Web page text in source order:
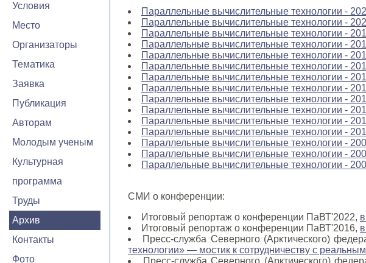
Условия
Место
Организаторы
Тематика
Заявка
Публикация
Авторам
Молодым ученым
Культурная
программа
Труды
Архив
Контакты
Фото
Параллельные вычислительные технологии -
Параллельные вычислительные технологии -
Параллельные вычислительные технологии -
Параллельные вычислительные технологии -
Параллельные вычислительные технологии -
Параллельные вычислительные технологии -
Параллельные вычислительные технологии -
Параллельные вычислительные технологии -
Параллельные вычислительные технологии -
Параллельные вычислительные технологии -
Параллельные вычислительные технологии -
Параллельные вычислительные технологии -
Параллельные вычислительные технологии -
Параллельные вычислительные технологии -
Параллельные вычислительные технологии -
СМИ о конференции:
Итоговый репортаж о конференции ПаВТ'2022,
Итоговый репортаж о конференции ПаВТ'2016,
Пресс-служба Северного (Арктического)
технологии» — мостик к сотрудничеству с
Пресс-служба Северного (Арктического)